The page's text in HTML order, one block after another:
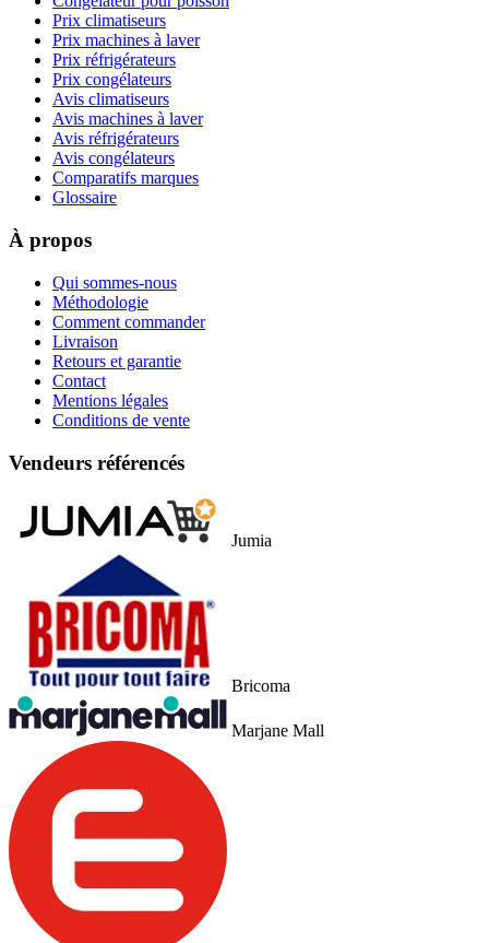
Prix climatiseurs
Prix machines à laver
Prix réfrigérateurs
Prix congélateurs
Avis climatiseurs
Avis machines à laver
Avis réfrigérateurs
Avis congélateurs
Comparatifs marques
Glossaire
À propos
Qui sommes-nous
Méthodologie
Comment commander
Livraison
Retours et garantie
Contact
Mentions légales
Conditions de vente
Vendeurs référencés
Jumia
Bricoma
Marjane Mall